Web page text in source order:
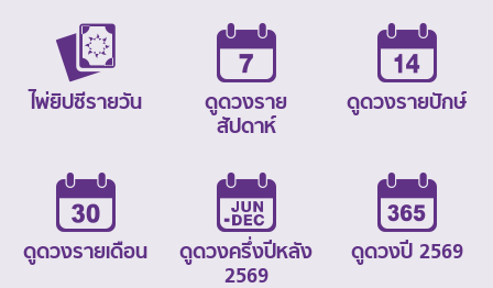
ไพ่ยิปซีรายวัน
ดูดวงราย
สัปดาห์
ดูดวงรายปักษ์
ดูดวงรายเดือน
ดูดวงครึ่งปีหลัง
2569
ดูดวงปี 2569